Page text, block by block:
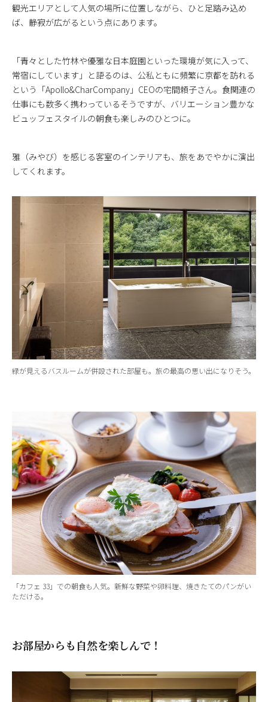
観光エリアとして人気の場所に位置しながら、ひと足踏み込め
ば、静寂が広がるという点にあります。
「青々とした竹林や優雅な日本庭園といった環境が気に入って、
常宿にしています」と語るのは、公私ともに頻繁に京都を訪れる
という「Apollo&CharCompany」CEOの宅間頼子さん。食関連の
仕事にも数多く携わっているそうですが、バリエーション豊かな
ビュッフェスタイルの朝食も楽しみのひとつに。
雅（みやび）を感じる客室のインテリアも、旅をあでやかに演出
してくれます。
緑が見えるバスルームが併設された部屋も。旅の最高の思い出になりそう。
「カフェ 33」での朝食も人気。新鮮な野菜や卵料理、焼きたてのパンがい
ただける。
お部屋からも自然を楽しんで！